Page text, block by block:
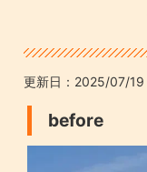
更新日： 2025/07/19
before